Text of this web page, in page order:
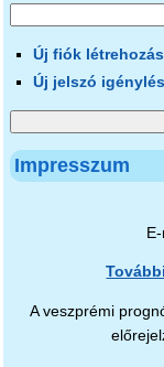
Új fiók
Új jelszó
Impresszum
A veszprémi